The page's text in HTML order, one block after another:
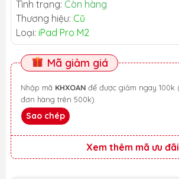
Tình trạng: Còn hàng
Thương hiệu: Cũ
Loại: iPad Pro M2
Mã giảm giá
Nhập mã KHXOAN
đơn hàng trên 500k)
Sao chép
Xem thêm mã ưu đãi